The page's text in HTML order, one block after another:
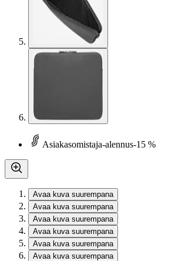
Asiakasomistaja-alennus-15 %
Avaa kuva suurempana
Avaa kuva suurempana
Avaa kuva suurempana
Avaa kuva suurempana
Avaa kuva suurempana
Avaa kuva suurempana